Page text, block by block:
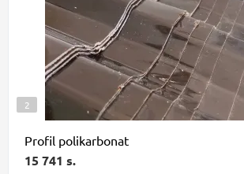
2
Profil polikarbonat
15 741 s.